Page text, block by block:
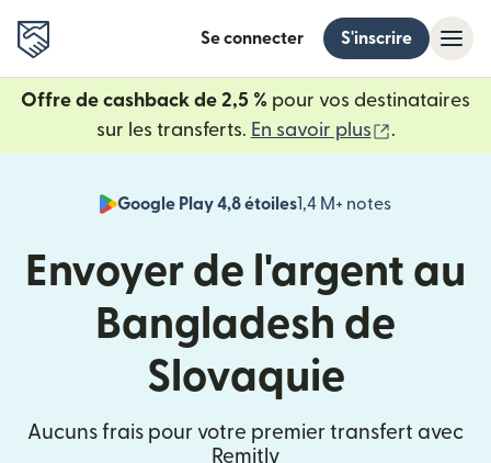
Se connecter S'inscrire
Offre de cashback de 2,5 % pour vos destinataires
sur les transferts. En savoir plus .
Google Play 4,8 étoiles1,4 M+ notes
Envoyer de l'argent au
Bangladesh de
Slovaquie
Aucuns frais pour votre premier transfert avec
Remitly